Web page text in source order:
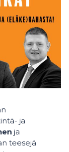
ja
ja
teesejä